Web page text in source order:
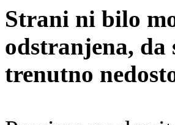
Strani ni bilo
odstranjena, da
trenutno